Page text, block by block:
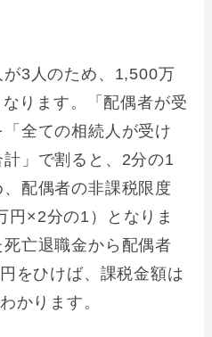
3人のため、1,500万
ります。「配偶者が受
全ての相続人が受け
」で割ると、2分の1
配偶者の非課税限度
円×2分の1）となりま
亡退職金から配偶者
をひけば、課税金額は
かります。